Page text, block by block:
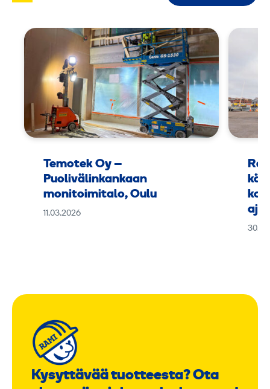
Temotek Oy –
Puolivälinkankaan
monitoimitalo, Oulu
11.03.2026
Kysyttävää tuotteesta? Ota